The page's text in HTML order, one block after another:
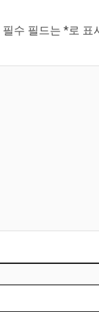
필수 필드는 *로 표